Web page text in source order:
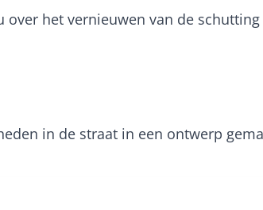
over het vernieuwen van de
in de straat in een ontwerp